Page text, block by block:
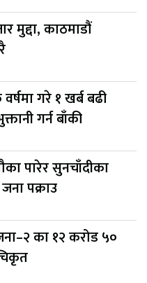
मुद्दा, काठमाडौं
गरे १ खर्ब बढी
गर्न बाँकी
पारेर सुनचाँदीका
पक्राउ
का १२ करोड ५०